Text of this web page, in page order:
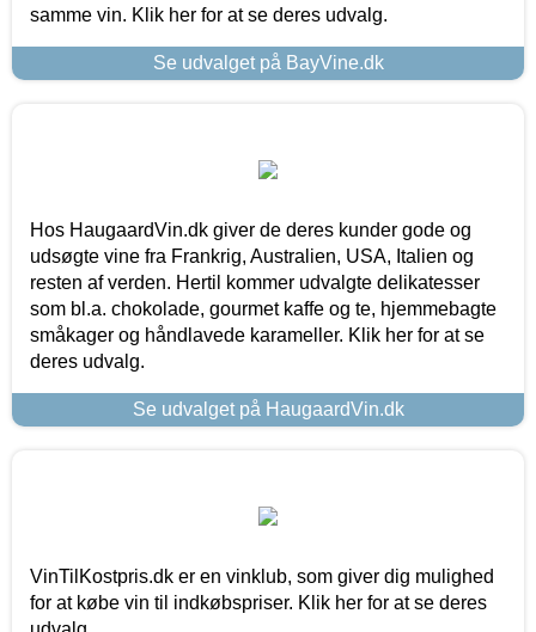
samme vin. Klik her for at se deres udvalg.
Se udvalget på BayVine.dk
Hos HaugaardVin.dk giver de deres kunder gode og
udsøgte vine fra Frankrig, Australien, USA, Italien og
resten af verden. Hertil kommer udvalgte delikatesser
som bl.a. chokolade, gourmet kaffe og te, hjemmebagte
småkager og håndlavede karameller. Klik her for at se
deres udvalg.
Se udvalget på HaugaardVin.dk
VinTilKostpris.dk er en vinklub, som giver dig mulighed
for at købe vin til indkøbspriser. Klik her for at se deres